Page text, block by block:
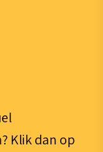
Klik dan op